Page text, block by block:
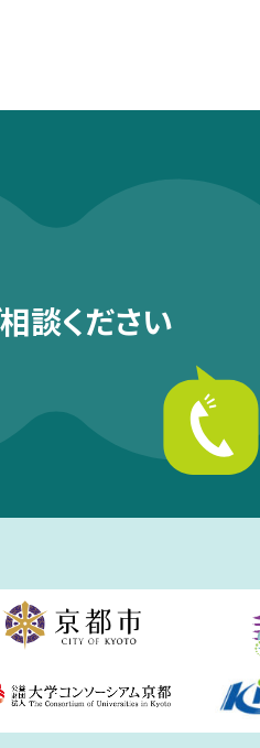
談ください